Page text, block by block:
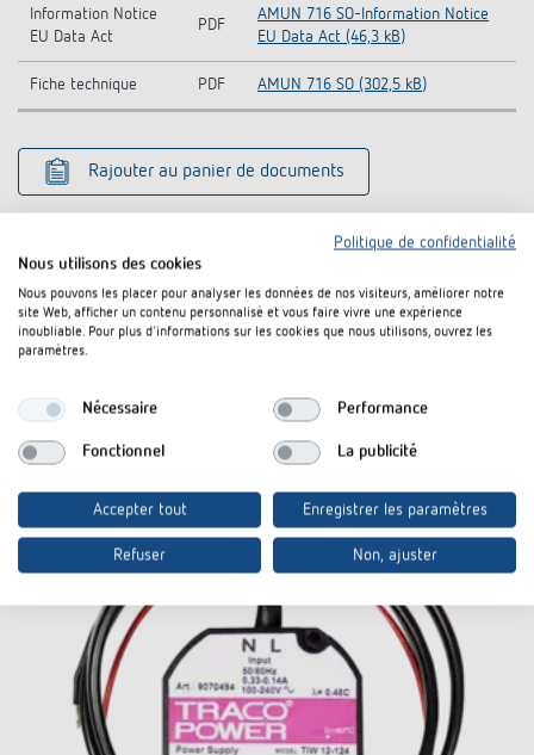
Information Notice
EU Data Act
PDF
AMUN 716 SO-Information Notice
EU Data Act (46,3 kB)
Fiche technique PDF AMUN 716 SO (302,5 kB)
Rajouter au panier de documents
Accessoires
Politique de confidentialité
Nous utilisons des cookies
Nous pouvons les placer pour analyser les données de nos visiteurs, améliorer notre
site Web, afficher un contenu personnalisé et vous faire vivre une expérience
inoubliable. Pour plus d'informations sur les cookies que nous utilisons, ouvrez les
paramètres.
Nécessaire Performance
Fonctionnel La publicité
Accepter tout Enregistrer les paramètres
Refuser Non, ajuster